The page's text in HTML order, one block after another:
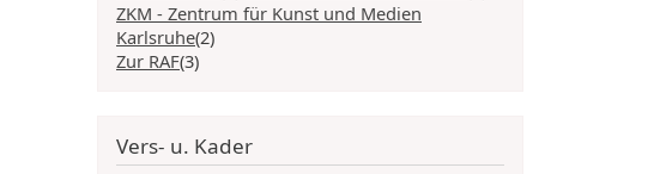
ZKM - Zentrum für Kunst und Medien
Karlsruhe(2)
Zur RAF(3)
Vers- u. Kader